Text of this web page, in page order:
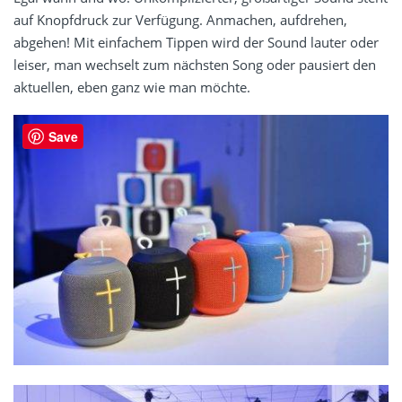
auf Knopfdruck zur Verfügung. Anmachen, aufdrehen,
abgehen! Mit einfachem Tippen wird der Sound lauter oder
leiser, man wechselt zum nächsten Song oder pausiert den
aktuellen, eben ganz wie man möchte.
Save